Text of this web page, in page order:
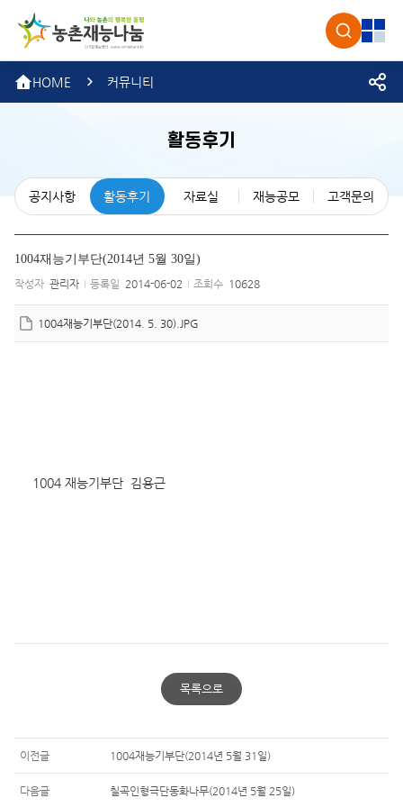
농촌 검색
HOME 커뮤니티
활동후기
공지사항 활동후기 자료실 재능공모 고객문의
1004재능기부단(2014년 5월 30일)
작성자 관리자 등록일 2014-06-02 조회수 10628
1004재능기부단(2014. 5. 30).JPG
1004 재능기부단  김용근
목록으로
이전글 1004재능기부단(2014년 5월 31일)
다음글 칠곡인형극단동화나무(2014년 5월 25일)